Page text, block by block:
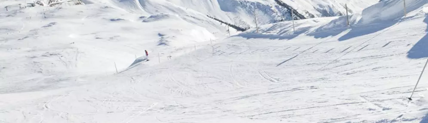
Minera Acqua & Spa
Plunhof Erlebnisse
Entdeckungen rundum